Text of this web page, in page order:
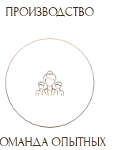
ПРОИЗВОДСТВО
ОПЫТНЫХ